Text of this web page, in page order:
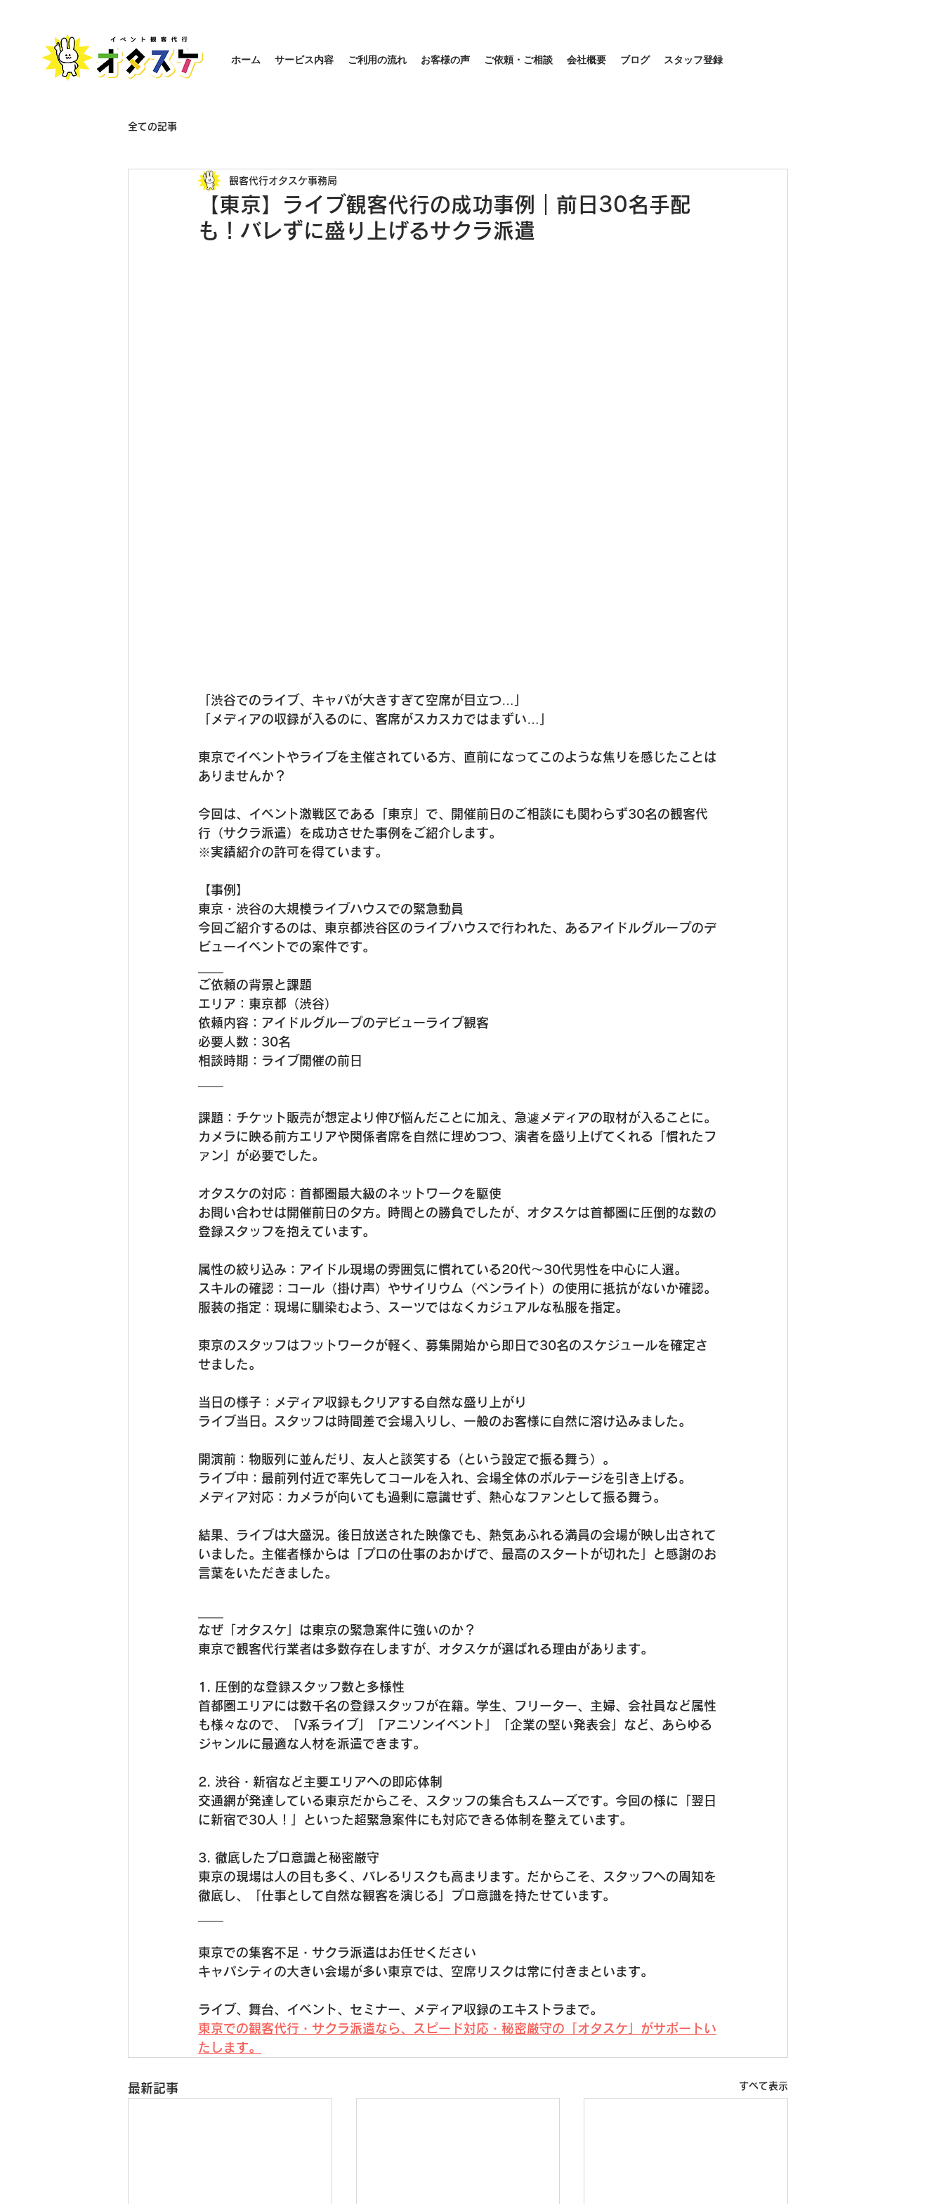
ホーム サービス内容 ご利用の流れ お客様の声 ご依頼・ご相談 会社概要 ブログ スタッフ登録
全ての記事
【東京】ライブ観客代行の成功事例｜前日30名手配
も！バレずに盛り上げるサクラ派遣
観客代行オタスケ事務局
「渋谷でのライブ、キャパが大きすぎて空席が目立つ…」
「メディアの収録が入るのに、客席がスカスカではまずい…」
東京でイベントやライブを主催されている方、直前になってこのような焦りを感じたことは
ありませんか？
今回は、イベント激戦区である「東京」で、開催前日のご相談にも関わらず30名の観客代
行（サクラ派遣）を成功させた事例をご紹介します。
※実績紹介の許可を得ています。
【事例】
東京・渋谷の大規模ライブハウスでの緊急動員
今回ご紹介するのは、東京都渋谷区のライブハウスで行われた、あるアイドルグループのデ
ビューイベントでの案件です。
ご依頼の背景と課題
エリア：東京都（渋谷）
依頼内容：アイドルグループのデビューライブ観客
必要人数：30名
相談時期：ライブ開催の前日
課題：チケット販売が想定より伸び悩んだことに加え、急遽メディアの取材が入ることに。
カメラに映る前方エリアや関係者席を自然に埋めつつ、演者を盛り上げてくれる「慣れたフ
ァン」が必要でした。
オタスケの対応：首都圏最大級のネットワークを駆使
お問い合わせは開催前日の夕方。時間との勝負でしたが、オタスケは首都圏に圧倒的な数の
登録スタッフを抱えています。
属性の絞り込み：アイドル現場の雰囲気に慣れている20代〜30代男性を中心に人選。
スキルの確認：コール（掛け声）やサイリウム（ペンライト）の使用に抵抗がないか確認。
服装の指定：現場に馴染むよう、スーツではなくカジュアルな私服を指定。
東京のスタッフはフットワークが軽く、募集開始から即日で30名のスケジュールを確定さ
せました。
当日の様子：メディア収録もクリアする自然な盛り上がり
ライブ当日。スタッフは時間差で会場入りし、一般のお客様に自然に溶け込みました。
開演前：物販列に並んだり、友人と談笑する（という設定で振る舞う）。
ライブ中：最前列付近で率先してコールを入れ、会場全体のボルテージを引き上げる。
メディア対応：カメラが向いても過剰に意識せず、熱心なファンとして振る舞う。
結果、ライブは大盛況。後日放送された映像でも、熱気あふれる満員の会場が映し出されて
いました。主催者様からは「プロの仕事のおかげで、最高のスタートが切れた」と感謝のお
言葉をいただきました。
なぜ「オタスケ」は東京の緊急案件に強いのか？
東京で観客代行業者は多数存在しますが、オタスケが選ばれる理由があります。
1. 圧倒的な登録スタッフ数と多様性
首都圏エリアには数千名の登録スタッフが在籍。学生、フリーター、主婦、会社員など属性
も様々なので、「V系ライブ」「アニソンイベント」「企業の堅い発表会」など、あらゆる
ジャンルに最適な人材を派遣できます。
2. 渋谷・新宿など主要エリアへの即応体制
交通網が発達している東京だからこそ、スタッフの集合もスムーズです。今回の様に「翌日
に新宿で30人！」といった超緊急案件にも対応できる体制を整えています。
3. 徹底したプロ意識と秘密厳守
東京の現場は人の目も多く、バレるリスクも高まります。だからこそ、スタッフへの周知を
徹底し、「仕事として自然な観客を演じる」プロ意識を持たせています。
東京での集客不足・サクラ派遣はお任せください
キャパシティの大きい会場が多い東京では、空席リスクは常に付きまといます。
ライブ、舞台、イベント、セミナー、メディア収録のエキストラまで。
東京での観客代行・サクラ派遣なら、スピード対応・秘密厳守の「オタスケ」がサポートい
たします。
最新記事 すべて表示